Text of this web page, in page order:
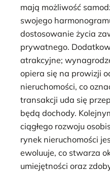
mają możliwość
swojego
dostosowanie życia
prywatnego.
atrakcyjne;
opiera się na prowizji
nieruchomości, co
transakcji uda się
będą dochody.
ciągłego rozwoju
rynek nieruchomości
ewoluuje, co stwarza
umiejętności oraz